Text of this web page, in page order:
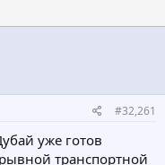
#32,261
уже готов
транспортной